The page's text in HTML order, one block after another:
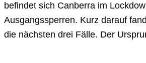
befindet sich Canberra im
Ausgangssperren. Kurz darauf
die nächsten drei Fälle. Der